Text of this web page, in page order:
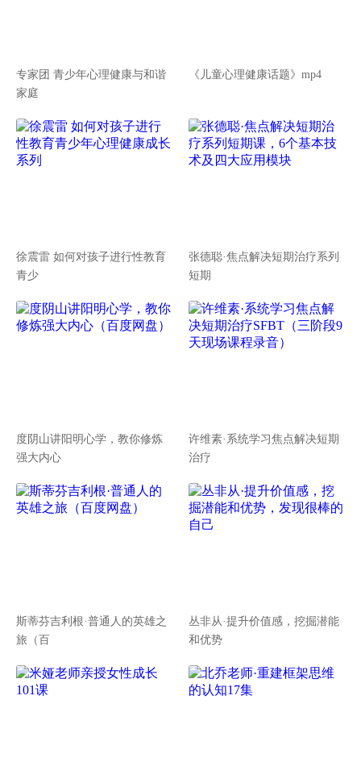
专家团 青少年心理健康与和谐
家庭
《儿童心理健康话题》mp4
徐震雷 如何对孩子进行性教育
青少
张德聪·焦点解决短期治疗系列
短期
度阴山讲阳明心学，教你修炼
强大内心
许维素·系统学习焦点解决短期
治疗
斯蒂芬吉利根·普通人的英雄之
旅（百
丛非从·提升价值感，挖掘潜能
和优势